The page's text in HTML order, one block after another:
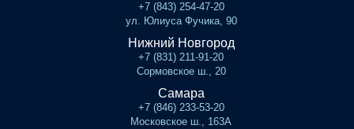
+7 (843) 254-47-20
ул. Юлиуса Фучика, 90
Нижний Новгород
+7 (831) 211-91-20
Сормовское ш., 20
Самара
+7 (846) 233-53-20
Московское ш., 163А